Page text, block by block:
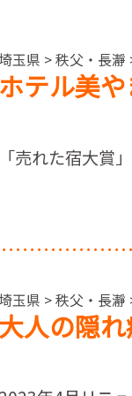
玉県 > 秩父・長瀞
ホテル美
「売れた宿大
玉県 > 秩父・長瀞
大人の隠